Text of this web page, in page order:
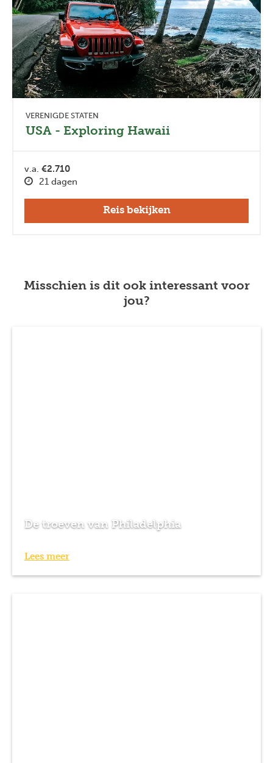
VERENIGDE STATEN
USA - Exploring Hawaii
v.a. €2.710
21 dagen
Reis bekijken
Misschien is dit ook interessant voor
jou?
De troeven van Philadelphia
Lees meer